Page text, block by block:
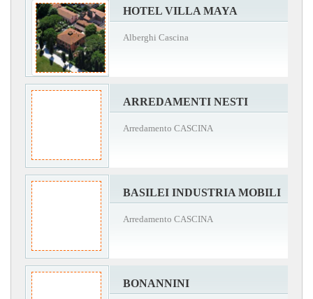
HOTEL VILLA MAYA
Alberghi Cascina
ARREDAMENTI NESTI
Arredamento CASCINA
BASILEI INDUSTRIA MOBILI
Arredamento CASCINA
BONANNINI